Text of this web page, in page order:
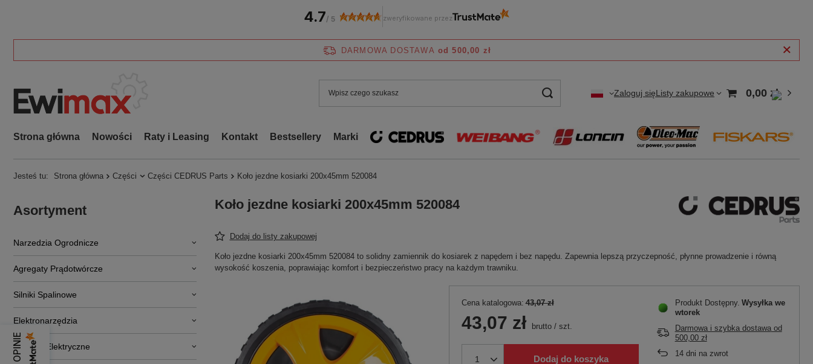
DARMOWA DOSTAWA od 500,00 zł
Zaloguj sięListy zakupowe 0,00 zł
Strona główna Nowości Raty i Leasing Kontakt Bestsellery Marki
Jesteś tu: Strona główna Części Części CEDRUS Parts Koło jezdne kosiarki 200x45mm 520084
Asortyment
Narzedzia Ogrodnicze
Agregaty Prądotwórcze
Silniki Spalinowe
Elektronarzędzia
Pojazdy Elektryczne
Koło jezdne kosiarki 200x45mm 520084
Dodaj do listy zakupowej
Koło jezdne kosiarki 200x45mm 520084 to solidny zamiennik do kosiarek z napędem i bez napędu. Zapewnia lepszą przyczepność, płynne prowadzenie i równą
wysokość koszenia, poprawiając komfort i bezpieczeństwo pracy na każdym trawniku.
Cena katalogowa: 43,07 zł
43,07 zł brutto/ szt.
Dodaj do koszyka
Produkt Dostępny Wysyłka we
wtorek
Darmowa i szybka dostawaod
500,00 zł
14dni na zwrot
4.7/ 5 zweryfikowane przez